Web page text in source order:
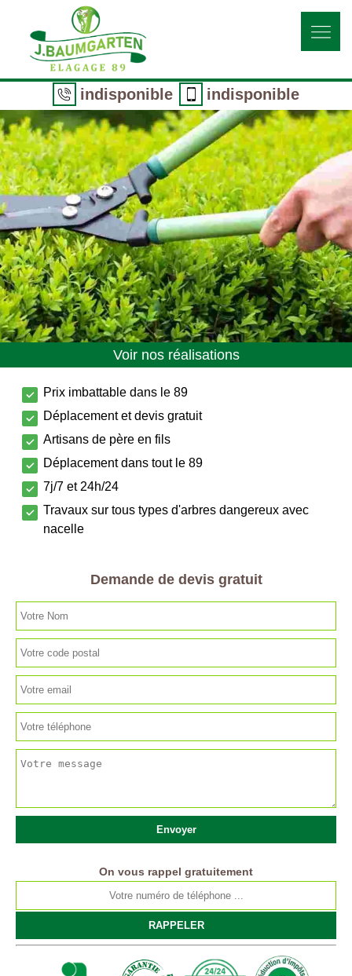
indisponible indisponible
Voir nos réalisations
Prix imbattable dans le 89
Déplacement et devis gratuit
Artisans de père en fils
Déplacement dans tout le 89
7j/7 et 24h/24
Travaux sur tous types d'arbres dangereux avec
nacelle
Demande de devis gratuit
On vous rappel gratuitement